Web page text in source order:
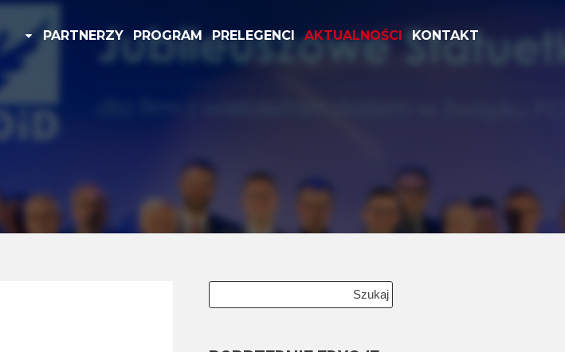
PARTNERZY PROGRAM PRELEGENCI AKTUALNOŚCI KONTAKT